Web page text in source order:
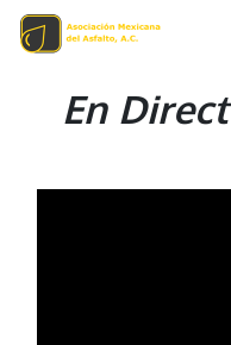
Ir al contenido
En